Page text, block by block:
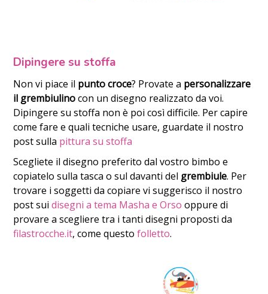
Dipingere su stoffa
Non vi piace il punto croce? Provate a personalizzare
il grembiulinocon un disegno realizzato da voi.
Dipingere su stoffa non è poi così difficile. Per capire
come fare e quali tecniche usare, guardate il nostro
post sulla pittura su stoffa
Scegliete il disegno preferito dal vostro bimbo e
copiatelo sulla tasca o sul davanti del grembiule. Per
trovare i soggetti da copiare vi suggerisco il nostro
post suidisegni a tema Masha e Orso oppure di
provare a scegliere tra i tanti disegni proposti da
filastrocche.it, come questofolletto.